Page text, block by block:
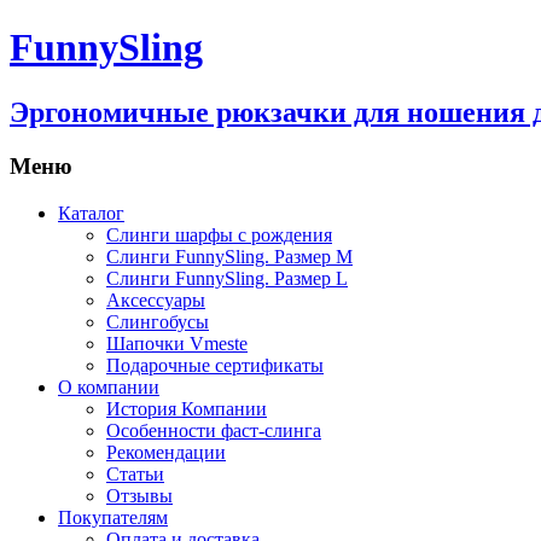
FunnySling
Эргономичные рюкзачки для ношения
Меню
Каталог
Слинги шарфы с рождения
Слинги FunnySling. Размер M
Слинги FunnySling. Размер L
Аксессуары
Слингобусы
Шапочки Vmeste
Подарочные сертификаты
О компании
История Компании
Особенности фаст-слинга
Рекомендации
Статьи
Отзывы
Покупателям